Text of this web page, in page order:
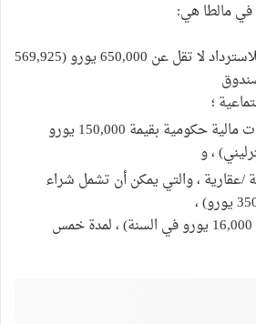
في مالطا هي:
مساهمة غير قابلة للاسترداد لا تقل عن 650,000 يورو (569,925
؛
شراء أسهم أو سندات مالية حكومية بقيمة 150,000 يورو
/عقارية ، والتي يمكن أن تشمل شراء
أو تأجير (بحد أدنى 16,000 يورو في السنة) ، لمدة خمس